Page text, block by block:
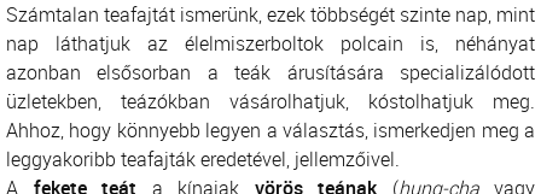
Számtalan teafajtát ismerünk, ezek többségét szinte nap, mint
nap láthatjuk az élelmiszerboltok polcain is, néhányat
azonban elsősorban a teák árusítására specializálódott
üzletekben, teázókban vásárolhatjuk, kóstolhatjuk meg.
Ahhoz, hogy könnyebb legyen a választás, ismerkedjen meg a
leggyakoribb teafajták eredetével, jellemzőivel.
A fekete teát a kínaiak vörös teának(hung-chavagy